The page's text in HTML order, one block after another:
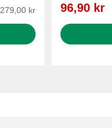
279,00 kr
Reapris
96,90 kr